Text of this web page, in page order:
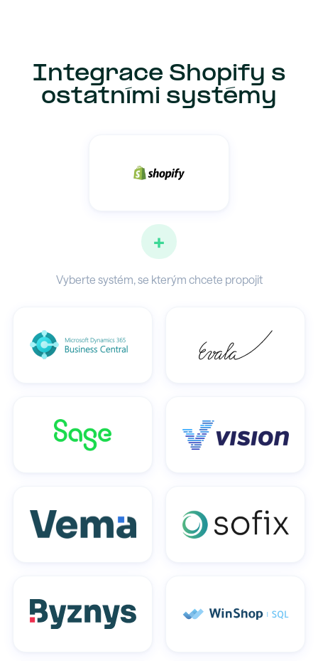
Integrace Shopify s
ostatními systémy
+
Vyberte systém, se kterým chcete propojit